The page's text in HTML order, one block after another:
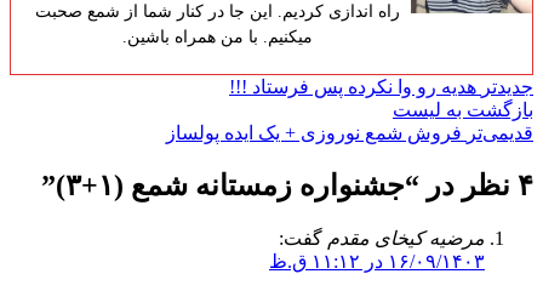
راه اندازی کردیم. این جا در کنار شما از شمع صحبت
میکنیم. با من همراه باشین.
جدیدتر هدیه رو وا نکرده پس فرستاد !!!
بازگشت به لیست
قدیمی‌تر فروش شمع نوروزی + یک ایده پولساز
۴ نظر در “ جشنواره زمستانه شمع (۱+۳) ”
مرضیه کیخای مقدم گفت:
۱۶/۰۹/۱۴۰۳ در ۱۱:۱۲ ق.ظ